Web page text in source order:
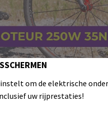
om de elektrische
uw rijprestaties!